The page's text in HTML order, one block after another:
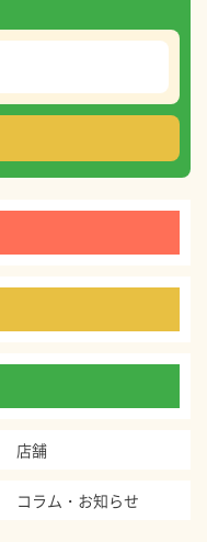
店舗
コラム・お知らせ